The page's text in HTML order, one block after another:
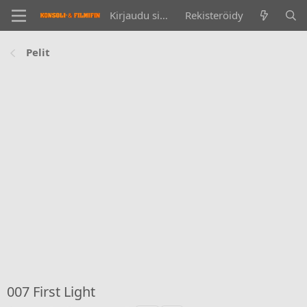
Kirjaudu sisään Rekisteröidy
Pelit
007 First Light